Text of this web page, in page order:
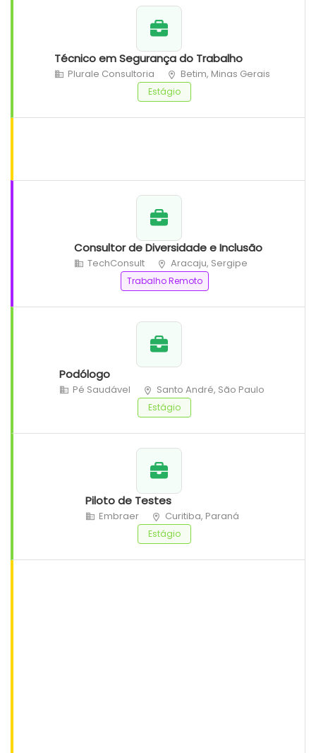
Técnico em Segurança do Trabalho
Plurale Consultoria Betim, Minas Gerais
Estágio
Consultor de Diversidade e Inclusão
TechConsult Aracaju, Sergipe
Trabalho Remoto
Podólogo
Pé Saudável Santo André, São Paulo
Estágio
Piloto de Testes
Embraer Curitiba, Paraná
Estágio